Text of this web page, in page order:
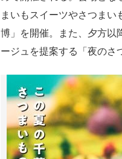
まいもスイーツやさつま
博」を開催。また、夕方以
ージュを提案する「夜のさ